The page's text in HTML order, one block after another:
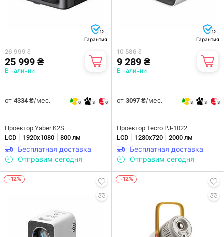
12
Гарантия
26 999 ₴
25 999 ₴
В наличии
от 4334 ₴/мес. 6 3 6
Проектор Yaber K2S
LCD
1920х1080 800 лм
Бесплатная доставка
Отправим сегодня
12
Гарантия
10 586 ₴
9 289 ₴
В наличии
от 3097 ₴/мес. 3 3 3
Проектор Tecro PJ-1022
LCD
1280х720 2000 лм
Бесплатная доставка
Отправим сегодня
-12% -12%